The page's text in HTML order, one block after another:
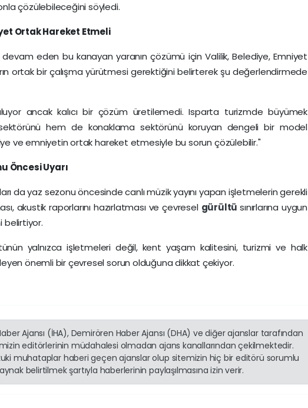
çözülebileceğini söyledi.
Ortak Hareket Etmeli
devam eden bu kanayan yaranın çözümü için Valilik, Belediye, Emniyet
ortak bir çalışma yürütmesi gerektiğini belirterek şu değerlendirmede
ancak kalıcı bir çözüm üretilemedi. Isparta turizmde büyümek
hem de konaklama sektörünü koruyan dengeli bir model
ve emniyetin ortak hareket etmesiyle bu sorun çözülebilir."
Öncesi Uyarı
da yaz sezonu öncesinde canlı müzik yayını yapan işletmelerin gerekli
akustik raporlarını hazırlatması ve çevresel gürültüsınırlarına uygun
belirtiyor.
yalnızca işletmeleri değil, kent yaşam kalitesini, turizmi ve halk
önemli bir çevresel sorun olduğuna dikkat çekiyor.
Ajansı (İHA), Demirören Haber Ajansı (DHA) ve diğer ajanslar tarafından
editörlerinin müdahalesi olmadan ajans kanallarından çekilmektedir.
muhataplar haberi geçen ajanslar olup sitemizin hiç bir editörü sorumlu
belirtilmek şartıyla haberlerinin paylaşılmasına izin verir.